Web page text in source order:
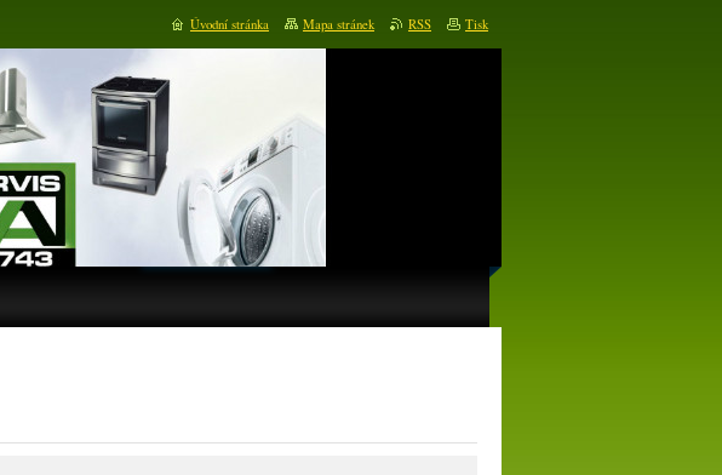
Úvodní stránka Mapa stránek RSS Tisk